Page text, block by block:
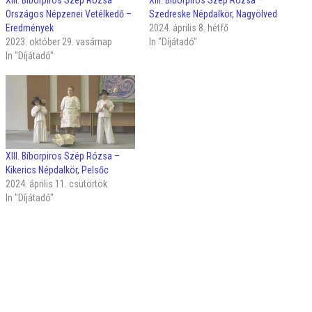
Országos Népzenei Vetélkedő –
Eredmények
2023. október 29. vasárnap
In "Díjátadó"
Szedreske Népdalkör, Nagyölved
2024. április 8. hétfő
In "Díjátadó"
XIII. Bíborpiros Szép Rózsa –
Kikerics Népdalkör, Pelsőc
2024. április 11. csütörtök
In "Díjátadó"